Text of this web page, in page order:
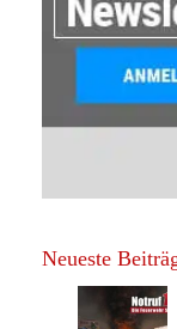
Neueste